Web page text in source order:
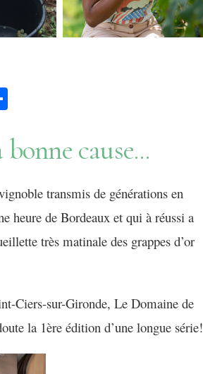
cause...
transmis de générations en
heure de Bordeaux et qui à réussi a
très matinale des grappes d’or
Ciers-sur-Gironde, Le Domaine de
la 1ère édition d’une longue série!